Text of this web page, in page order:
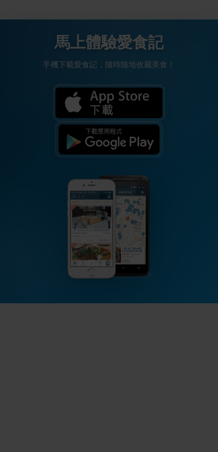
馬上體驗愛食記
手機下載愛食記，隨時隨地收藏美食！